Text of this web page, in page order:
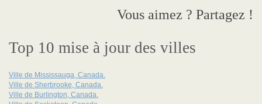
Vous aimez ? Partagez !
Top 10 mise à jour des villes
Ville de Mississauga, Canada.
Ville de Sherbrooke, Canada.
Ville de Burlington, Canada.